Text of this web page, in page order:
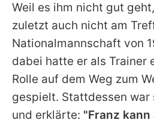
Weil es ihm nicht gut
zuletzt auch nicht am
Nationalmannschaft von
dabei hatte er als Trainer
Rolle auf dem Weg zum
gespielt. Stattdessen war
und erklärte: "Franz kann